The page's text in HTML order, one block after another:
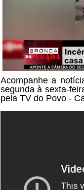
Acompanhe a
segunda à sexta-
pela TV do Povo -